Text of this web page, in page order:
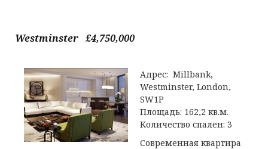
Westminster £4,750,000
Адрес: Millbank,
Westminster, London,
SW1P
Площадь: 162,2 кв.м.
Количество спален: 3
Современная квартира